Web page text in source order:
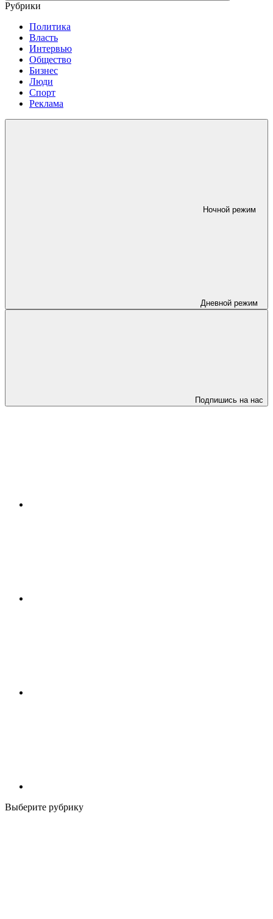
Рубрики
Политика
Власть
Интервью
Общество
Бизнес
Люди
Спорт
Реклама
Ночной режим
Дневной режим
Подпишись на нас
Выберите рубрику